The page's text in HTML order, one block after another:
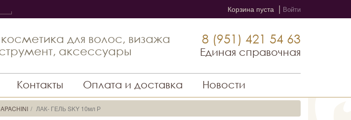
Корзина пуста | Войти
для волос, визажа
аксессуары
8 (951) 421 54 63
Единая справочная
Контакты Оплата и доставка Новости
ЛАК- ГЕЛЬ SKY 10мл Р